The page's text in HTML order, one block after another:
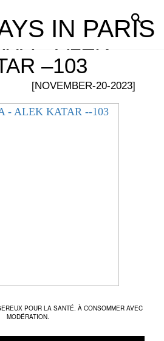
IN PARIS
– ALEK
–103
[NOVEMBER-20-2023]
POUR LA SANTÉ. À CONSOMMER AVEC
MODÉRATION.